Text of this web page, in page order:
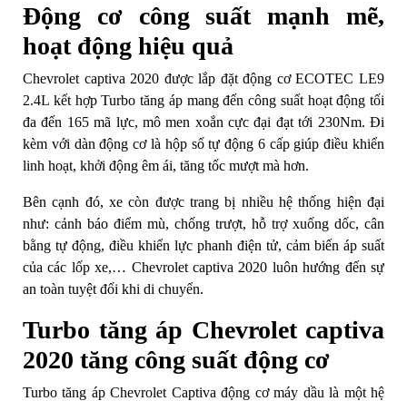
Động cơ công suất mạnh mẽ,
hoạt động hiệu quả
Chevrolet captiva 2020 được lắp đặt động cơ ECOTEC LE9
2.4L kết hợp Turbo tăng áp mang đến công suất hoạt động tối
đa đến 165 mã lực, mô men xoắn cực đại đạt tới 230Nm. Đi
kèm với dàn động cơ là hộp số tự động 6 cấp giúp điều khiển
linh hoạt, khởi động êm ái, tăng tốc mượt mà hơn.
Bên cạnh đó, xe còn được trang bị nhiều hệ thống hiện đại
như: cảnh báo điểm mù, chống trượt, hỗ trợ xuống dốc, cân
bằng tự động, điều khiển lực phanh điện tử, cảm biến áp suất
của các lốp xe,… Chevrolet captiva 2020 luôn hướng đến sự
an toàn tuyệt đối khi di chuyển.
Turbo tăng áp Chevrolet captiva
2020 tăng công suất động cơ
Turbo tăng áp Chevrolet Captiva động cơ máy dầu là một hệ